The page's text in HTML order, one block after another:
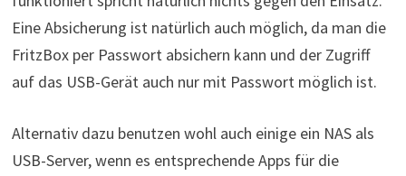
Eine Absicherung ist natürlich auch möglich, da man die
FritzBox per Passwort absichern kann und der Zugriff
auf das USB-Gerät auch nur mit Passwort möglich ist.
Alternativ dazu benutzen wohl auch einige ein NAS als
USB-Server, wenn es entsprechende Apps für die